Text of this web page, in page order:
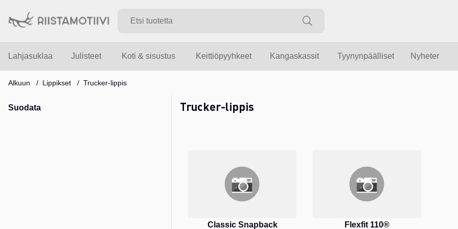
Lahjasuklaa Julisteet Koti & sisustus Keittiöpyyhkeet Kangaskassit Tyynynpäälliset Nyheter
Alkuun Lippikset Trucker-lippis
Suodata Trucker-lippis
Classic Snapback Flexfit 110®